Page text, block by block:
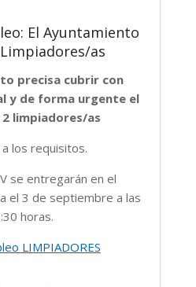
El Ayuntamiento
as
precisa cubrir con
y de forma urgente el
limpiadores/as
los requisitos.
se entregarán en el
el 3 de septiembre a las
horas.
LIMPIADORES